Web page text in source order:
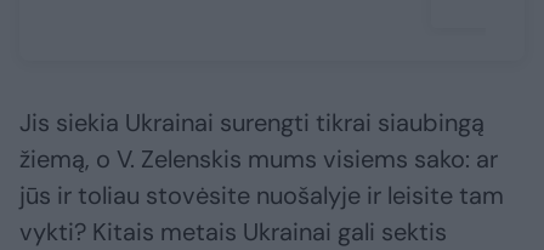
Jis siekia Ukrainai surengti tikrai siaubingą
žiemą, o V. Zelenskis mums visiems sako: ar
jūs ir toliau stovėsite nuošalyje ir leisite tam
vykti? Kitais metais Ukrainai gali sektis